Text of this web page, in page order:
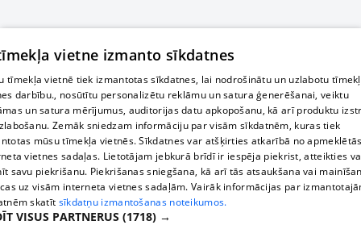
vietne izmanto sīkdatnes
tīmekļa vietnē tiek izmantotas sīkdatnes, lai nodrošinātu un uzlabotu
darbību., nosūtītu personalizētu reklāmu un satura ģenerēšanai, veiktu
un satura mērījumus, auditorijas datu apkopošanu, kā arī produktu
Zemāk sniedzam informāciju par visām sīkdatnēm, kuras tiek
mūsu tīmekļa vietnēs. Sīkdatnes var atšķirties atkarībā no
vietnes sadaļas. Lietotājam jebkurā brīdī ir iespēja piekrist, atteikties
savu piekrišanu. Piekrišanas sniegšana, kā arī tās atsaukšana vai
uz visām interneta vietnes sadaļām. Vairāk informācijas par
skatīt sīkdatņu izmantošanas noteikumos.
VISUS PARTNERUS (1718) →